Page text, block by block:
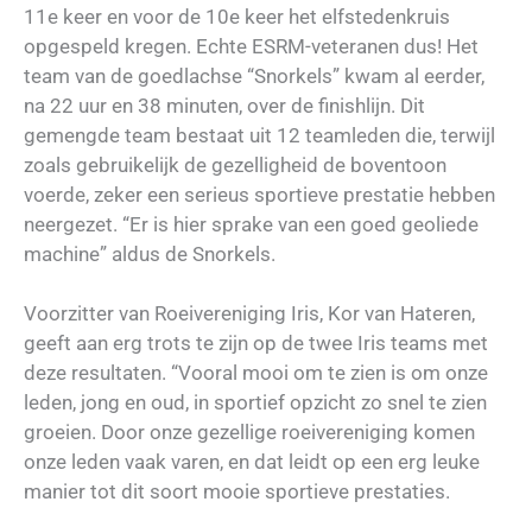
11e keer en voor de 10e keer het elfstedenkruis
opgespeld kregen. Echte ESRM-veteranen dus! Het
team van de goedlachse “Snorkels” kwam al eerder,
na 22 uur en 38 minuten, over de finishlijn. Dit
gemengde team bestaat uit 12 teamleden die, terwijl
zoals gebruikelijk de gezelligheid de boventoon
voerde, zeker een serieus sportieve prestatie hebben
neergezet. “Er is hier sprake van een goed geoliede
machine” aldus de Snorkels.
Voorzitter van Roeivereniging Iris, Kor van Hateren,
geeft aan erg trots te zijn op de twee Iris teams met
deze resultaten. “Vooral mooi om te zien is om onze
leden, jong en oud, in sportief opzicht zo snel te zien
groeien. Door onze gezellige roeivereniging komen
onze leden vaak varen, en dat leidt op een erg leuke
manier tot dit soort mooie sportieve prestaties.